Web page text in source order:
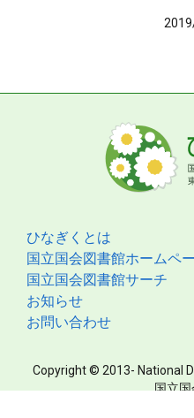
ひなぎくとは
国立国会図書館ホームペ
国立国会図書館サーチ
お知らせ
お問い合わせ
Copyright © 2013- National